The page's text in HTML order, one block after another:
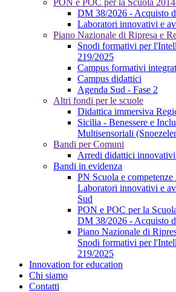
DM 38/2026 - Acquisto
Laboratori innovativi e
Piano Nazionale di Ripresa e
Snodi formativi per
219/2025
Campus formativi
Campus didattici
Agenda Sud - Fase 2
Altri fondi per le scuole
Didattica immersiva
Sicilia - Benessere e
Multisensoriali
Bandi per Comuni
Arredi didattici
Bandi in evidenza
PN Scuola e
Laboratori innovativi e
Sud
PON e POC per la
DM 38/2026 - Acquisto
Piano Nazionale di
Snodi formativi per
219/2025
Innovation for education
Chi siamo
Contatti